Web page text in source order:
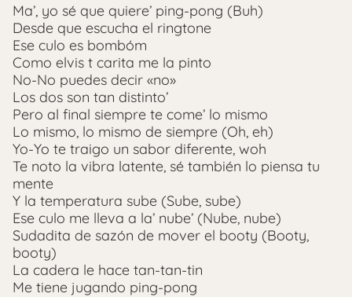
Ma’, yo sé que quiere’ ping-pong (Buh)
Desde que escucha el ringtone
Ese culo es bombóm
Como elvis t carita me la pinto
No-No puedes decir «no»
Los dos son tan distinto’
Pero al final siempre te come’ lo mismo
Lo mismo, lo mismo de siempre (Oh, eh)
Yo-Yo te traigo un sabor diferente, woh
Te noto la vibra latente, sé también lo piensa tu
mente
Y la temperatura sube (Sube, sube)
Ese culo me lleva a la’ nube’ (Nube, nube)
Sudadita de sazón de mover el booty (Booty,
booty)
La cadera le hace tan-tan-tin
Me tiene jugando ping-pong